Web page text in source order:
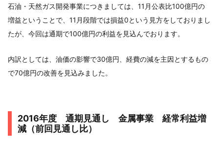
石油・天然ガス開発事業につきましては、11月公表比100億円の
増益ということで、11月段階では損益0という見方をしておりまし
たが、今回は通期で100億円の利益を見込んでおります。
内訳としては、油価の影響で30億円、経費の減を主因とするもの
で70億円の改善を見込みました。
2016年度 通期見通し 金属事業 経常利益増
減（前回見通し比）